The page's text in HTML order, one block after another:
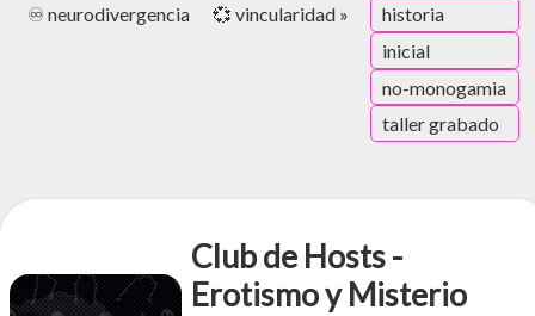
♾️ neurodivergencia 💞 vincularidad »
historia
inicial
no-monogamia
taller grabado
Club de Hosts -
Erotismo y Misterio